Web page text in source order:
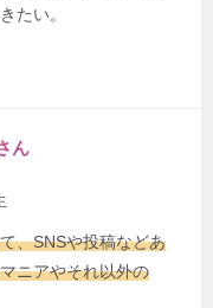
たい。
ん
、SNSや投稿などあ
ニアやそれ以外の